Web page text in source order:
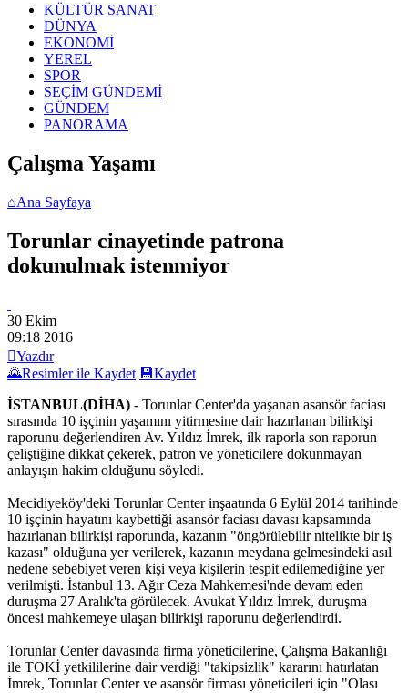
KÜLTÜR SANAT
DÜNYA
EKONOMİ
YEREL
SPOR
SEÇİM GÜNDEMİ
GÜNDEM
PANORAMA
Çalışma Yaşamı
⌂Ana Sayfaya
Torunlar cinayetinde patrona
dokunulmak istenmiyor
30 Ekim
09:18 2016
Yazdır
🌄Resimler ile Kaydet 💾Kaydet
İSTANBUL(DİHA) - Torunlar Center'da yaşanan asansör faciası
sırasında 10 işçinin yaşamını yitirmesine dair hazırlanan bilirkişi
raporunu değerlendiren Av. Yıldız İmrek, ilk raporla son raporun
çeliştiğine dikkat çekerek, patron ve yöneticilere dokunmayan
anlayışın hakim olduğunu söyledi.
Mecidiyeköy'deki Torunlar Center inşaatında 6 Eylül 2014 tarihinde
10 işçinin hayatını kaybettiği asansör faciası davası kapsamında
hazırlanan bilirkişi raporunda, kazanın "öngörülebilir nitelikte bir iş
kazası" olduğuna yer verilerek, kazanın meydana gelmesindeki asıl
nedene sebebiyet veren kişi veya kişilerin tespit edilemediğine yer
verilmişti. İstanbul 13. Ağır Ceza Mahkemesi'nde devam eden
duruşma 27 Aralık'ta görülecek. Avukat Yıldız İmrek, duruşma
öncesi mahkemeye ulaşan bilirkişi raporunu değerlendirdi.
Torunlar Center davasında firma yöneticilerine, Çalışma Bakanlığı
ile TOKİ yetkililerine dair verdiği "takipsizlik" kararını hatırlatan
İmrek, Torunlar Center ve asansör firması yöneticileri için "Olası